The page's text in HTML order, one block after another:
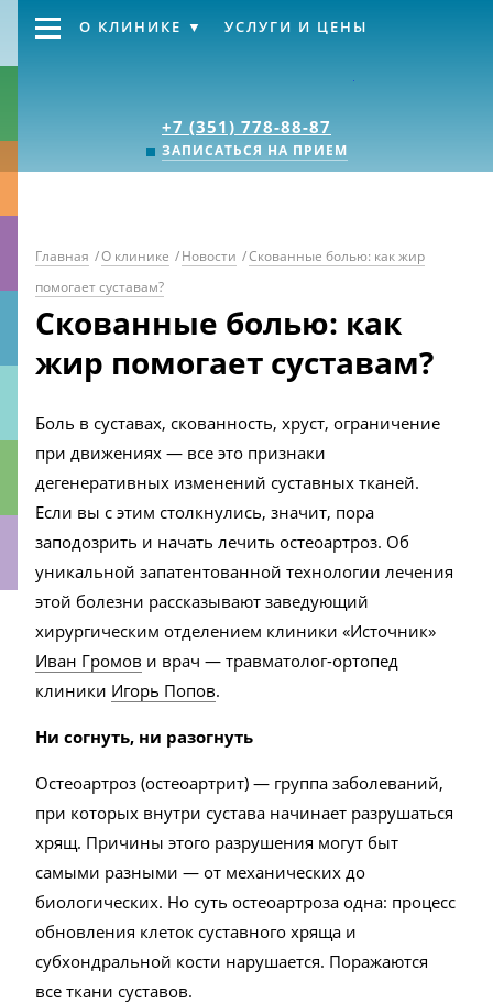
+7 (351) 778-88-87
ЗАПИСАТЬСЯ НА ПРИЕМ
О КЛИНИКЕ УСЛУГИ И ЦЕНЫ
Главная /О клинике /Новости /Скованные болью: как жир
помогает суставам?
Скованные болью: как
жир помогает суставам?
Боль в суставах, скованность, хруст, ограничение
при движениях — все это признаки
дегенеративных изменений суставных тканей.
Если вы с этим столкнулись, значит, пора
заподозрить и начать лечить остеоартроз. Об
уникальной запатентованной технологии лечения
этой болезни рассказывают заведующий
хирургическим отделением клиники «Источник»
Иван Громов и врач — травматолог-ортопед
клиники Игорь Попов.
Ни согнуть, ни разогнуть
Остеоартроз (остеоартрит) — группа заболеваний,
при которых внутри сустава начинает разрушаться
хрящ. Причины этого разрушения могут быт
самыми разными — от механических до
биологических. Но суть остеоартроза одна: процесс
обновления клеток суставного хряща и
субхондральной кости нарушается. Поражаются
все ткани суставов.